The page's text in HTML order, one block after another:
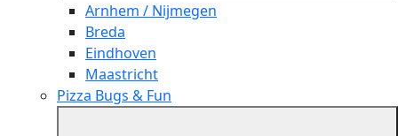
Arnhem / Nijmegen
Breda
Eindhoven
Maastricht
Pizza Bugs & Fun